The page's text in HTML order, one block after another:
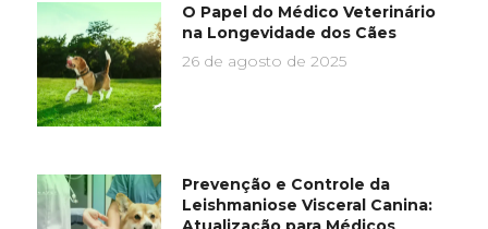
O Papel do Médico Veterinário
na Longevidade dos Cães
26 de agosto de 2025
Prevenção e Controle da
Leishmaniose Visceral Canina: